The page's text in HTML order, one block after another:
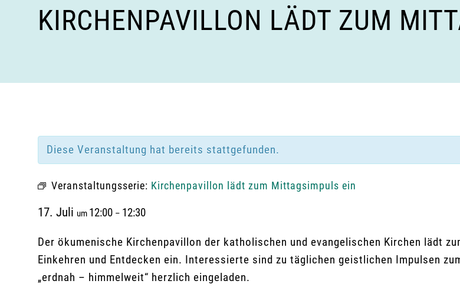
KIRCHENPAVILLON LÄDT ZUM
Diese Veranstaltung hat bereits stattgefunden.
Veranstaltungsserie: Kirchenpavillon lädt zum Mittagsimpuls ein
17. Juli um 12:00 – 12:30
Der ökumenische Kirchenpavillon der katholischen und evangelischen Kirchen lädt
Einkehren und Entdecken ein. Interessierte sind zu täglichen geistlichen Impulsen
„erdnah – himmelweit“ herzlich eingeladen.